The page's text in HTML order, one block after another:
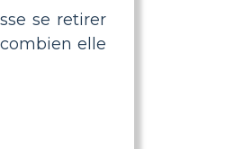
se retirer
elle